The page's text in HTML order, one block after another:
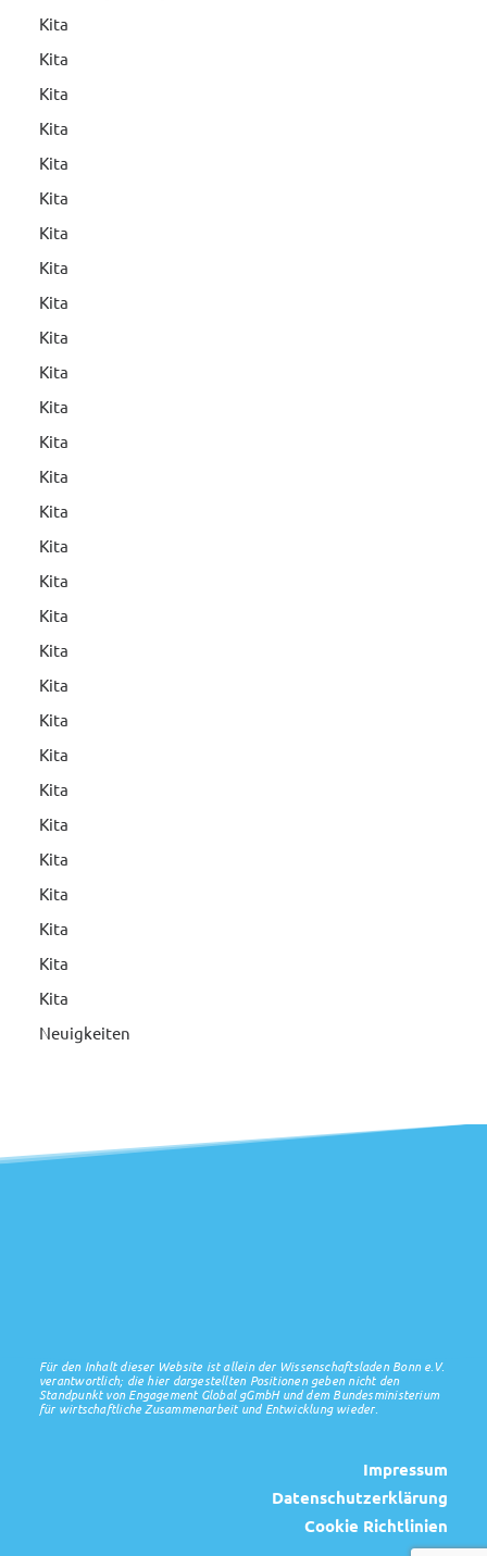
Kita
Kita
Kita
Kita
Kita
Kita
Kita
Kita
Kita
Kita
Kita
Kita
Kita
Kita
Kita
Kita
Kita
Kita
Kita
Kita
Kita
Kita
Kita
Kita
Kita
Kita
Kita
Kita
Kita
Neuigkeiten
Für den Inhalt dieser Website ist allein der Wissenschaftsladen Bonn e.V.
verantwortlich; die hier dargestellten Positionen geben nicht den
Standpunkt von Engagement Global gGmbH und dem Bundesministerium
für wirtschaftliche Zusammenarbeit und Entwicklung wieder.
Impressum
Datenschutzerklärung
Cookie Richtlinien